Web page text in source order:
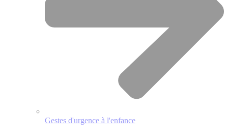
Gestes d'urgence à l'enfance